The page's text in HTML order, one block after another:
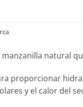
natural
proporcionar
y el calor del